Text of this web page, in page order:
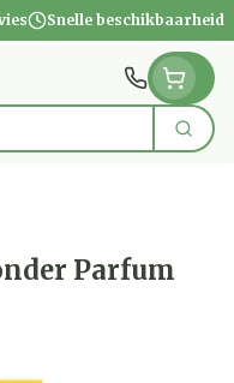
Snelle beschikbaarheid
Zoek
Parfum